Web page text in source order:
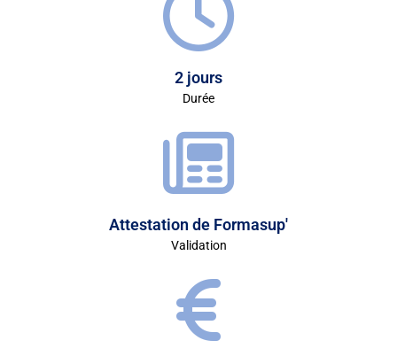
2 jours
Durée
Attestation de Formasup'
Validation